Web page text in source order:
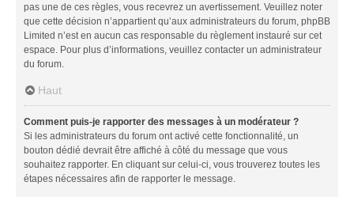
pas une de ces règles, vous recevrez un avertissement. Veuillez noter
que cette décision n’appartient qu’aux administrateurs du forum, phpBB
Limited n’est en aucun cas responsable du règlement instauré sur cet
espace. Pour plus d’informations, veuillez contacter un administrateur
du forum.
Haut
Comment puis-je rapporter des messages à un modérateur ?
Si les administrateurs du forum ont activé cette fonctionnalité, un
bouton dédié devrait être affiché à côté du message que vous
souhaitez rapporter. En cliquant sur celui-ci, vous trouverez toutes les
étapes nécessaires afin de rapporter le message.